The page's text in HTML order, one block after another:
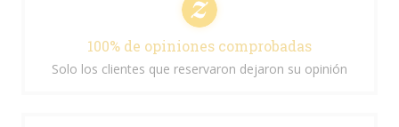
100% de opiniones comprobadas
Solo los clientes que reservaron dejaron su opinión